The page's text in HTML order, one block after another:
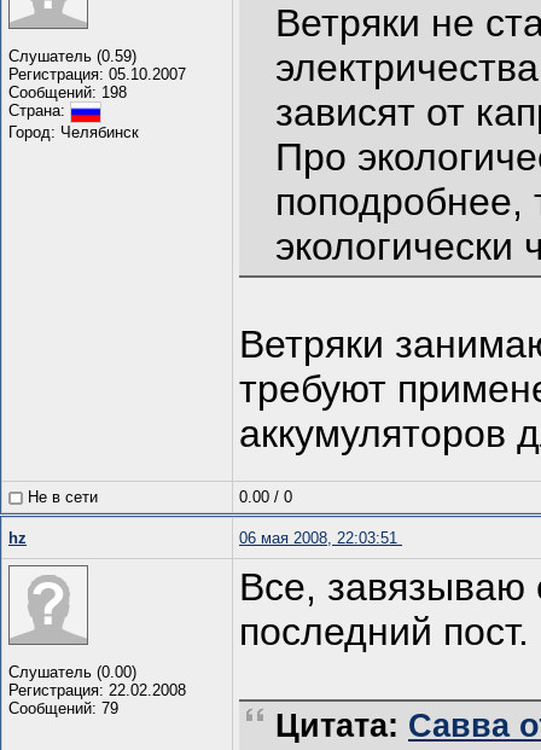
Слушатель (0.59)
Регистрация: 05.10.2007
Сообщений: 198
Страна:
Город: Челябинск
Ветряки не
зависят от
Про
поподробнее,
экологически
Ветряки
требуют
аккумуляторов
Не в сети 0.00 / 0
hz 06 мая 2008, 22:03:51
Слушатель (0.00)
Регистрация: 22.02.2008
Сообщений: 79
Все, завязываю
последний пост.
Цитата: Савва